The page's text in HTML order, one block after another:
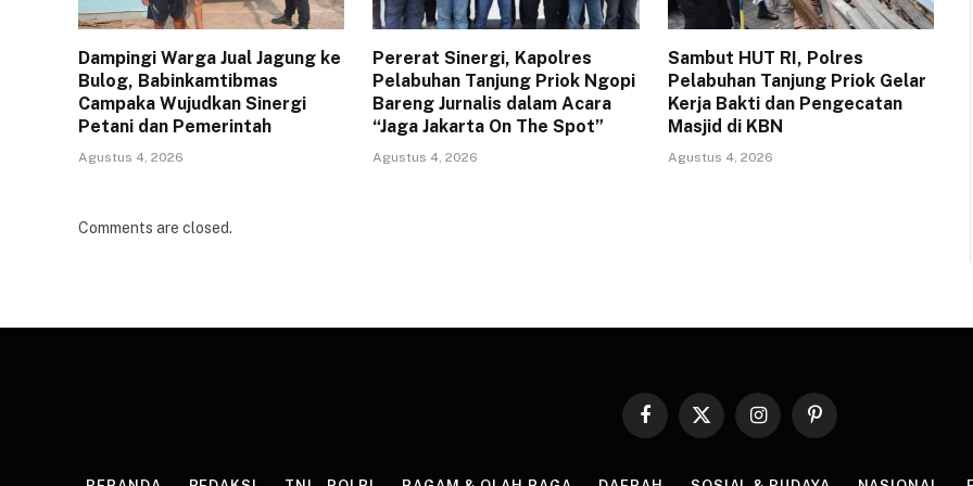
Dampingi Warga Jual Jagung ke
Bulog, Babinkamtibmas
Campaka Wujudkan Sinergi
Petani dan Pemerintah
Agustus 4, 2026
Pererat Sinergi, Kapolres
Pelabuhan Tanjung Priok Ngopi
Bareng Jurnalis dalam Acara
“Jaga Jakarta On The Spot”
Agustus 4, 2026
Sambut HUT RI, Polres
Pelabuhan Tanjung Priok Gelar
Kerja Bakti dan Pengecatan
Masjid di KBN
Agustus 4, 2026
Comments are closed.
Facebook
X
InstagramPinterest